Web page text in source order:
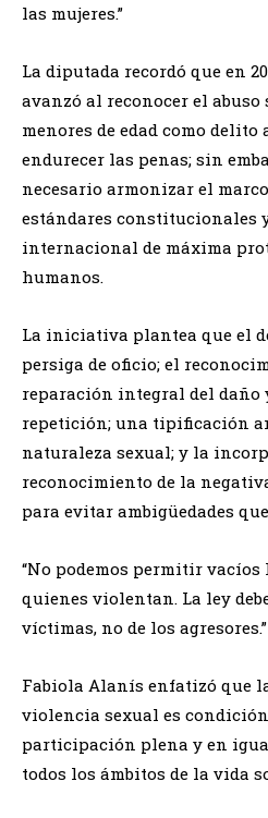
las mujeres.”
La diputada recordó que en
avanzó al reconocer el
menores de edad como delito
endurecer las penas; sin
necesario armonizar el
estándares constitucionales
internacional de máxima
humanos.
La iniciativa plantea que el
persiga de oficio; el
reparación integral del daño
repetición; una tipificación
naturaleza sexual; y la
reconocimiento de la
para evitar ambigüedades
“No podemos permitir vacíos
quienes violentan. La ley
víctimas, no de los agresores.”
Fabiola Alanís enfatizó que
violencia sexual es
participación plena y en
todos los ámbitos de la vida